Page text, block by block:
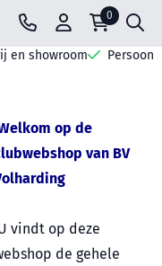
instellingen of sta
0
en showroom
op de
van BV
vindt op deze
de gehele